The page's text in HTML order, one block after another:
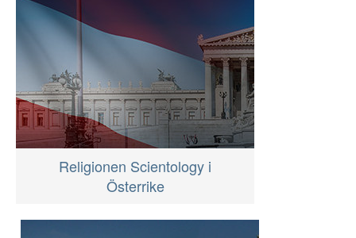
Religionen Scientology i
Österrike